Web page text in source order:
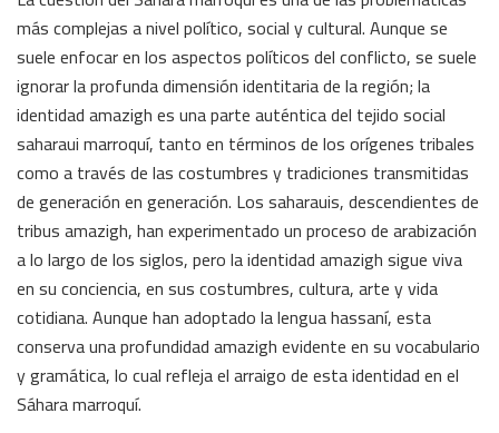
más complejas a nivel político, social y cultural. Aunque se
suele enfocar en los aspectos políticos del conflicto, se suele
ignorar la profunda dimensión identitaria de la región; la
identidad amazigh es una parte auténtica del tejido social
saharaui marroquí, tanto en términos de los orígenes tribales
como a través de las costumbres y tradiciones transmitidas
de generación en generación. Los saharauis, descendientes de
tribus amazigh, han experimentado un proceso de arabización
a lo largo de los siglos, pero la identidad amazigh sigue viva
en su conciencia, en sus costumbres, cultura, arte y vida
cotidiana. Aunque han adoptado la lengua hassaní, esta
conserva una profundidad amazigh evidente en su vocabulario
y gramática, lo cual refleja el arraigo de esta identidad en el
Sáhara marroquí.